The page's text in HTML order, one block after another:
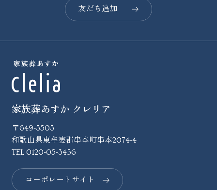
友だち追加
家族葬あすか クレリア
〒649-3503
和歌山県東牟婁郡串本町串本2074-4
TEL 0120-05-3456
コーポレートサイト